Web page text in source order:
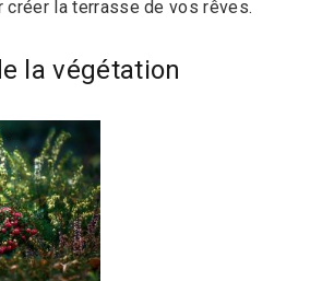
créer la terrasse de vos rêves.
la végétation